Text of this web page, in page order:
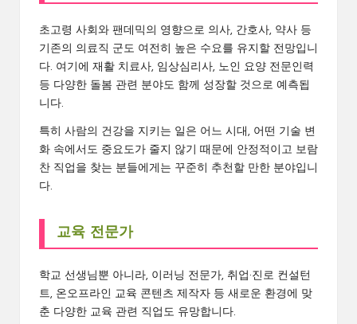
초고령 사회와 팬데믹의 영향으로 의사, 간호사, 약사 등
기존의 의료직 군도 여전히 높은 수요를 유지할 전망입니
다. 여기에 재활 치료사, 임상심리사, 노인 요양 전문인력
등 다양한 돌봄 관련 분야도 함께 성장할 것으로 예측됩
니다.
특히 사람의 건강을 지키는 일은 어느 시대, 어떤 기술 변
화 속에서도 중요도가 줄지 않기 때문에 안정적이고 보람
찬 직업을 찾는 분들에게는 꾸준히 추천할 만한 분야입니
다.
교육 전문가
학교 선생님뿐 아니라, 이러닝 전문가, 취업·진로 컨설턴
트, 온오프라인 교육 콘텐츠 제작자 등 새로운 환경에 맞
춘 다양한 교육 관련 직업도 유망합니다.